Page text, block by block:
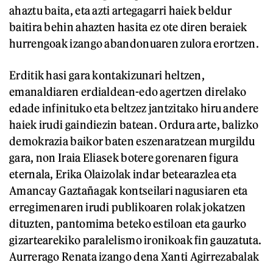
ahaztu baita, eta azti artegagarri haiek beldur
baitira behin ahazten hasita ez ote diren beraiek
hurrengoak izango abandonuaren zulora erortzen.
Erditik hasi gara kontakizunari heltzen,
emanaldiaren erdialdean-edo agertzen direlako
edade infinituko eta beltzez jantzitako hiru andere
haiek irudi gaindiezin batean. Ordura arte, balizko
demokrazia baikor baten eszenaratzean murgildu
gara, non Iraia Eliasek botere gorenaren figura
eternala, Erika Olaizolak indar betearazlea eta
Amancay Gaztañagak kontseilari nagusiaren eta
erregimenaren irudi publikoaren rolak jokatzen
dituzten, pantomima beteko estiloan eta gaurko
gizartearekiko paralelismo ironikoak fin gauzatuta.
Aurrerago Renata izango dena Xanti Agirrezabalak